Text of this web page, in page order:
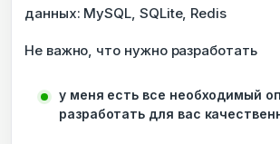
данных: MySQL, SQLite, Redis
Не важно, что нужно разработать
у меня есть все необходимый
разработать для вас